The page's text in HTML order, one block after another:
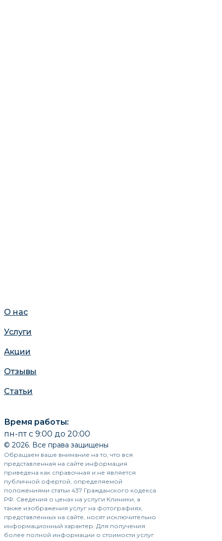
О нас
Услуги
Акции
Отзывы
Статьи
Время работы:
пн-пт с 9:00 до 20:00
© 2026. Все права защищены
Обращаем ваше внимание на то, что вся
представленная на сайте информация
приведена как справочная и не является
публичной офертой, определяемой
положениями статьи 437 Гражданского кодекса
РФ. Сведения о ценах на услуги Клиники, а
также изображения услуг на фотографиях,
представленных на сайте, носят исключительно
информационный характер. Для получения
более полной информации о стоимости услуг